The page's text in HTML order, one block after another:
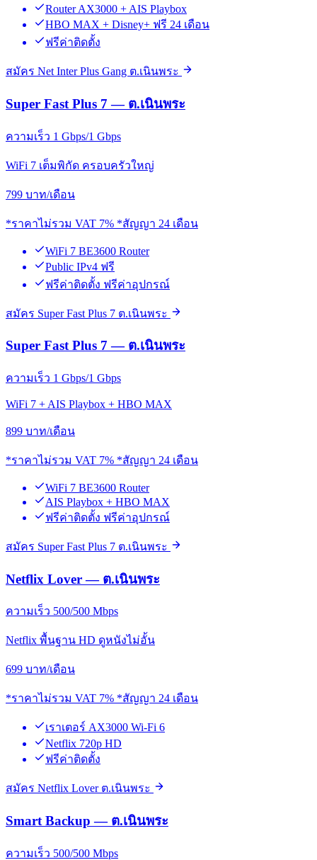
Router AX3000 + AIS Playbox
HBO MAX + Disney+ ฟรี 24 เดือน
ฟรีค่าติดตั้ง
สมัคร Net Inter Plus Gang ต.เนินพระ
Super Fast Plus 7 — ต.เนินพระ
ความเร็ว 1 Gbps/1 Gbps
WiFi 7 เต็มพิกัด ครอบครัวใหญ่
799 บาท/เดือน
*ราคาไม่รวม VAT 7% *สัญญา 24 เดือน
WiFi 7 BE3600 Router
Public IPv4 ฟรี
ฟรีค่าติดตั้ง ฟรีค่าอุปกรณ์
สมัคร Super Fast Plus 7 ต.เนินพระ
Super Fast Plus 7 — ต.เนินพระ
ความเร็ว 1 Gbps/1 Gbps
WiFi 7 + AIS Playbox + HBO MAX
899 บาท/เดือน
*ราคาไม่รวม VAT 7% *สัญญา 24 เดือน
WiFi 7 BE3600 Router
AIS Playbox + HBO MAX
ฟรีค่าติดตั้ง ฟรีค่าอุปกรณ์
สมัคร Super Fast Plus 7 ต.เนินพระ
Netflix Lover — ต.เนินพระ
ความเร็ว 500/500 Mbps
Netflix พื้นฐาน HD ดูหนังไม่อั้น
699 บาท/เดือน
*ราคาไม่รวม VAT 7% *สัญญา 24 เดือน
เราเตอร์ AX3000 Wi-Fi 6
Netflix 720p HD
ฟรีค่าติดตั้ง
สมัคร Netflix Lover ต.เนินพระ
Smart Backup — ต.เนินพระ
ความเร็ว 500/500 Mbps